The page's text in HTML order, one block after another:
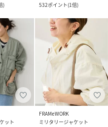
)
532ポイント(1倍)
ット
FRAMeWORK
ミリタリージャケット